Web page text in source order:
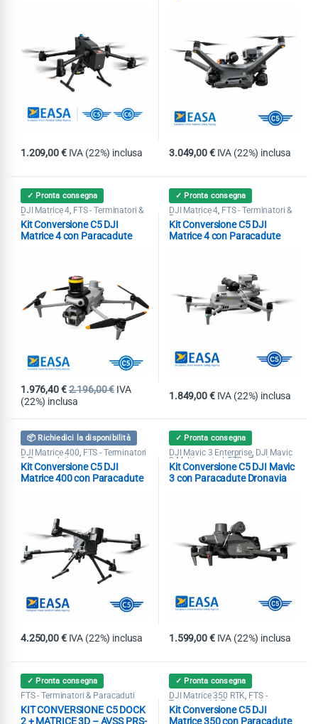
1.209,00€ IVA (22%) inclusa 3.049,00€ IVA (22%) inclusa
✓ Pronta consegna
DJI Matrice 4, FTS - Terminatori &
Paracaduti
Kit Conversione C5 DJI
Matrice 4 con Paracadute
1.976,40€2.196,00€ IVA
(22%) inclusa
✓ Pronta consegna
DJI Matrice 4, FTS - Terminatori &
Paracaduti
Kit Conversione C5 DJI
Matrice 4 con Paracadute
1.849,00€ IVA (22%) inclusa
📦 Richiedici la disponibilità
DJI Matrice 400, FTS - Terminatori
& Paracaduti
Kit Conversione C5 DJI
Matrice 400 con Paracadute
4.250,00€ IVA (22%) inclusa
✓ Pronta consegna
DJI Mavic 3 Enterprise, DJI Mavic
3 Multispectral FTS - Terminatori
& Paracaduti
Kit Conversione C5 DJI Mavic
3 con Paracadute Dronavia
1.599,00€ IVA (22%) inclusa
✓ Pronta consegna
FTS - Terminatori & Paracaduti
KIT CONVERSIONE C5 DOCK
2 + MATRICE 3D – AVSS PRS-
✓ Pronta consegna
DJI Matrice 350 RTK, FTS -
Terminatori & Paracaduti
Kit Conversione C5 DJI
Matrice 350 con Paracadute